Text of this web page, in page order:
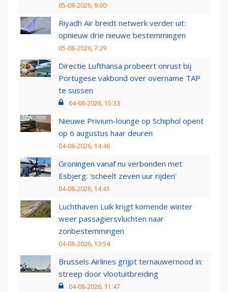
05-08-2026, 9:00
Riyadh Air breidt netwerk verder uit:
opnieuw drie nieuwe bestemmingen
05-08-2026, 7:29
Directie Lufthansa probeert onrust bij
Portugese vakbond over overname TAP
te sussen
04-08-2026, 15:33
Nieuwe Privium-lounge op Schiphol opent
op 6 augustus haar deuren
04-08-2026, 14:46
Groningen vanaf nu verbonden met
Esbjerg: 'scheelt zeven uur rijden'
04-08-2026, 14:41
Luchthaven Luik krijgt komende winter
weer passagiersvluchten naar
zonbestemmingen
04-08-2026, 13:54
Brussels Airlines grijpt ternauwernood in:
streep door vlootuitbreiding
04-08-2026, 11:47